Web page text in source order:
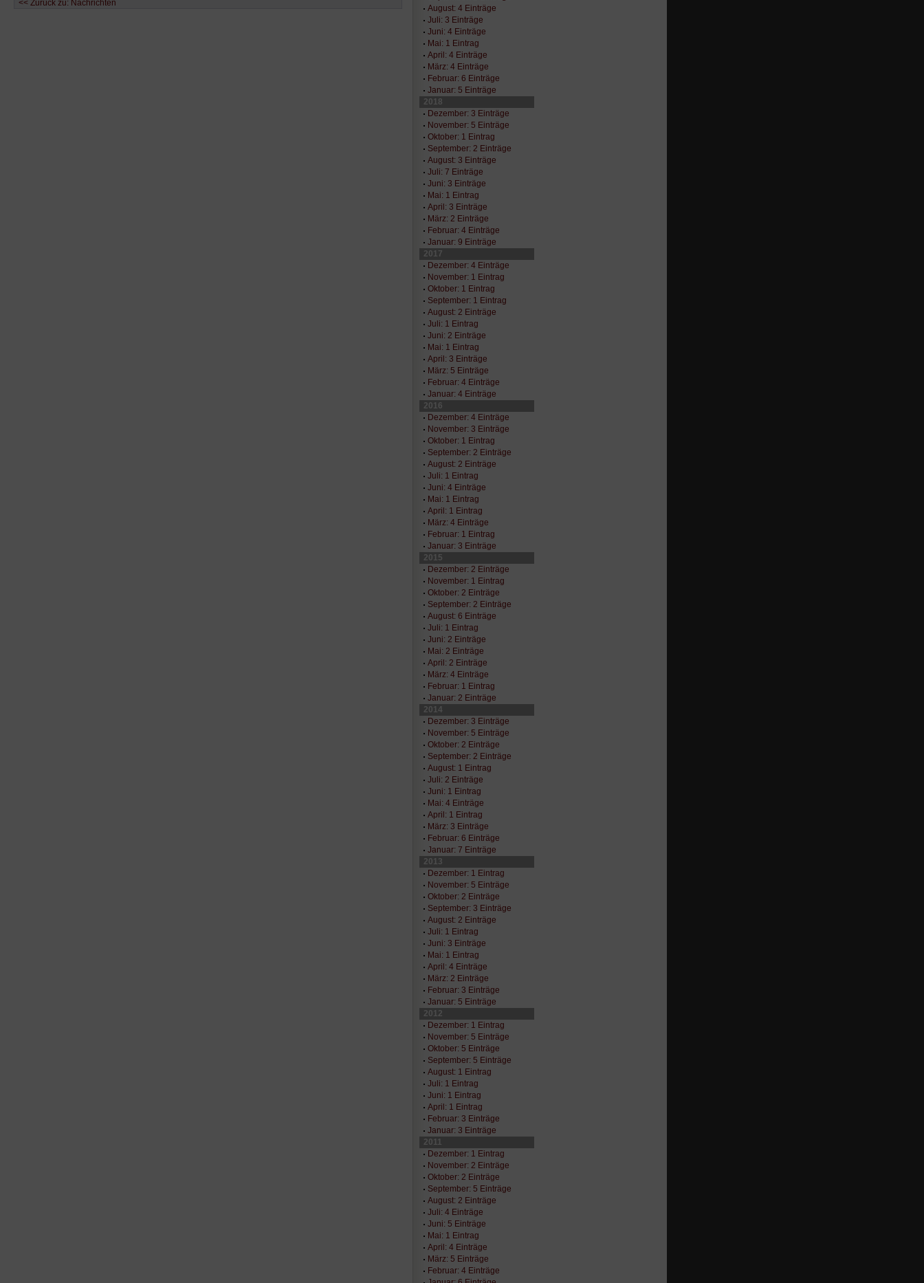
August: 4 Einträge
Juli: 3 Einträge
Juni: 4 Einträge
Mai: 1 Eintrag
April: 4 Einträge
März: 4 Einträge
Februar: 6 Einträge
Januar: 5 Einträge
2018
Dezember: 3 Einträge
November: 5 Einträge
Oktober: 1 Eintrag
September: 2 Einträge
August: 3 Einträge
Juli: 7 Einträge
Juni: 3 Einträge
Mai: 1 Eintrag
April: 3 Einträge
März: 2 Einträge
Februar: 4 Einträge
Januar: 9 Einträge
2017
Dezember: 4 Einträge
November: 1 Eintrag
Oktober: 1 Eintrag
September: 1 Eintrag
August: 2 Einträge
Juli: 1 Eintrag
Juni: 2 Einträge
Mai: 1 Eintrag
April: 3 Einträge
März: 5 Einträge
Februar: 4 Einträge
Januar: 4 Einträge
2016
Dezember: 4 Einträge
November: 3 Einträge
Oktober: 1 Eintrag
September: 2 Einträge
August: 2 Einträge
Juli: 1 Eintrag
Juni: 4 Einträge
Mai: 1 Eintrag
April: 1 Eintrag
März: 4 Einträge
Februar: 1 Eintrag
Januar: 3 Einträge
2015
Dezember: 2 Einträge
November: 1 Eintrag
Oktober: 2 Einträge
September: 2 Einträge
August: 6 Einträge
Juli: 1 Eintrag
Juni: 2 Einträge
Mai: 2 Einträge
April: 2 Einträge
März: 4 Einträge
Februar: 1 Eintrag
Januar: 2 Einträge
2014
Dezember: 3 Einträge
November: 5 Einträge
Oktober: 2 Einträge
September: 2 Einträge
August: 1 Eintrag
Juli: 2 Einträge
Juni: 1 Eintrag
Mai: 4 Einträge
April: 1 Eintrag
März: 3 Einträge
Februar: 6 Einträge
Januar: 7 Einträge
2013
Dezember: 1 Eintrag
November: 5 Einträge
Oktober: 2 Einträge
September: 3 Einträge
August: 2 Einträge
Juli: 1 Eintrag
Juni: 3 Einträge
Mai: 1 Eintrag
April: 4 Einträge
März: 2 Einträge
Februar: 3 Einträge
Januar: 5 Einträge
2012
Dezember: 1 Eintrag
November: 5 Einträge
Oktober: 5 Einträge
September: 5 Einträge
August: 1 Eintrag
Juli: 1 Eintrag
Juni: 1 Eintrag
April: 1 Eintrag
Februar: 3 Einträge
Januar: 3 Einträge
2011
Dezember: 1 Eintrag
November: 2 Einträge
Oktober: 2 Einträge
September: 5 Einträge
August: 2 Einträge
Juli: 4 Einträge
Juni: 5 Einträge
Mai: 1 Eintrag
April: 4 Einträge
März: 5 Einträge
Februar: 4 Einträge
<< Zurück zu: Nachrichten